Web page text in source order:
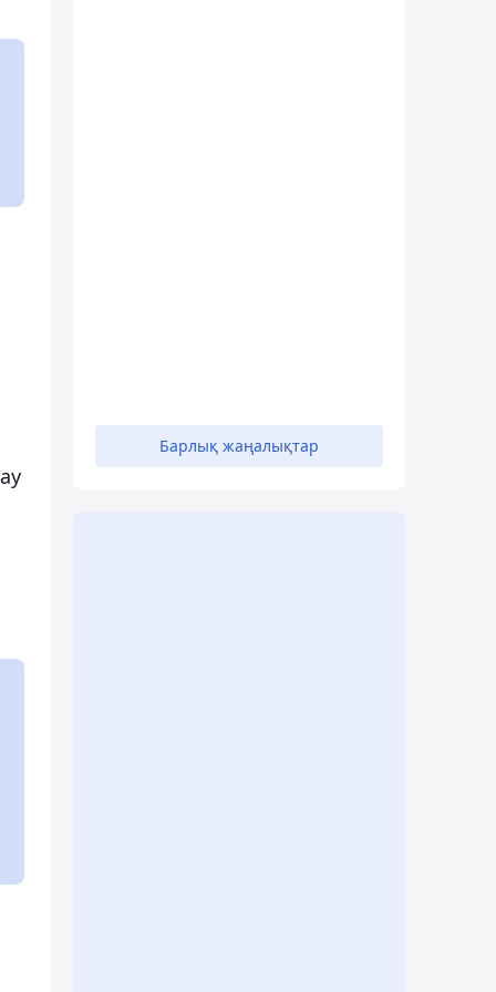
Барлық жаңалықтар